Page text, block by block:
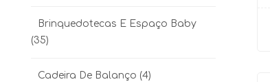
Brinquedotecas E Espaço Baby
(35)
Cadeira De Balanço (4)